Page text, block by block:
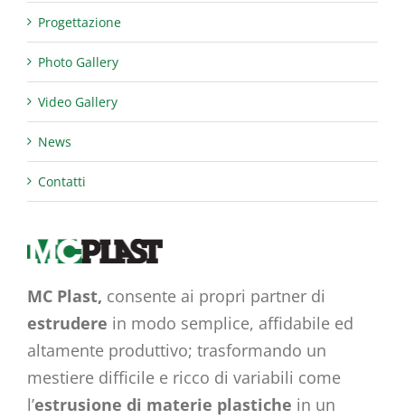
Progettazione
Photo Gallery
Video Gallery
News
Contatti
MC Plast, consente ai propri partner di
estrudere in modo semplice, affidabile ed
altamente produttivo; trasformando un
mestiere difficile e ricco di variabili come
l’estrusione di materie plastiche in un